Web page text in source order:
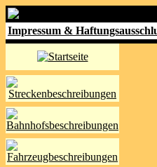
Impressum &